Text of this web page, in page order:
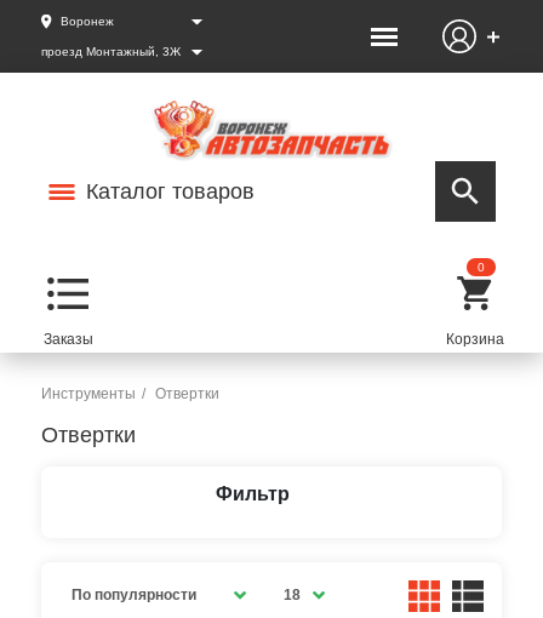
Воронеж
проезд Монтажный, 3Ж
Каталог товаров
0
Инструменты Отвертки
Отвертки
Фильтр
По популярности 18